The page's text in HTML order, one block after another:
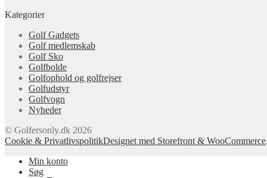
Kategorier
Golf Gadgets
Golf medlemskab
Golf Sko
Golfbolde
Golfophold og golfrejser
Golfudstyr
Golfvogn
Nyheder
© Golfersonly.dk 2026
Cookie & PrivatlivspolitikDesignet med Storefront & WooCommerce.
Min konto
Søg